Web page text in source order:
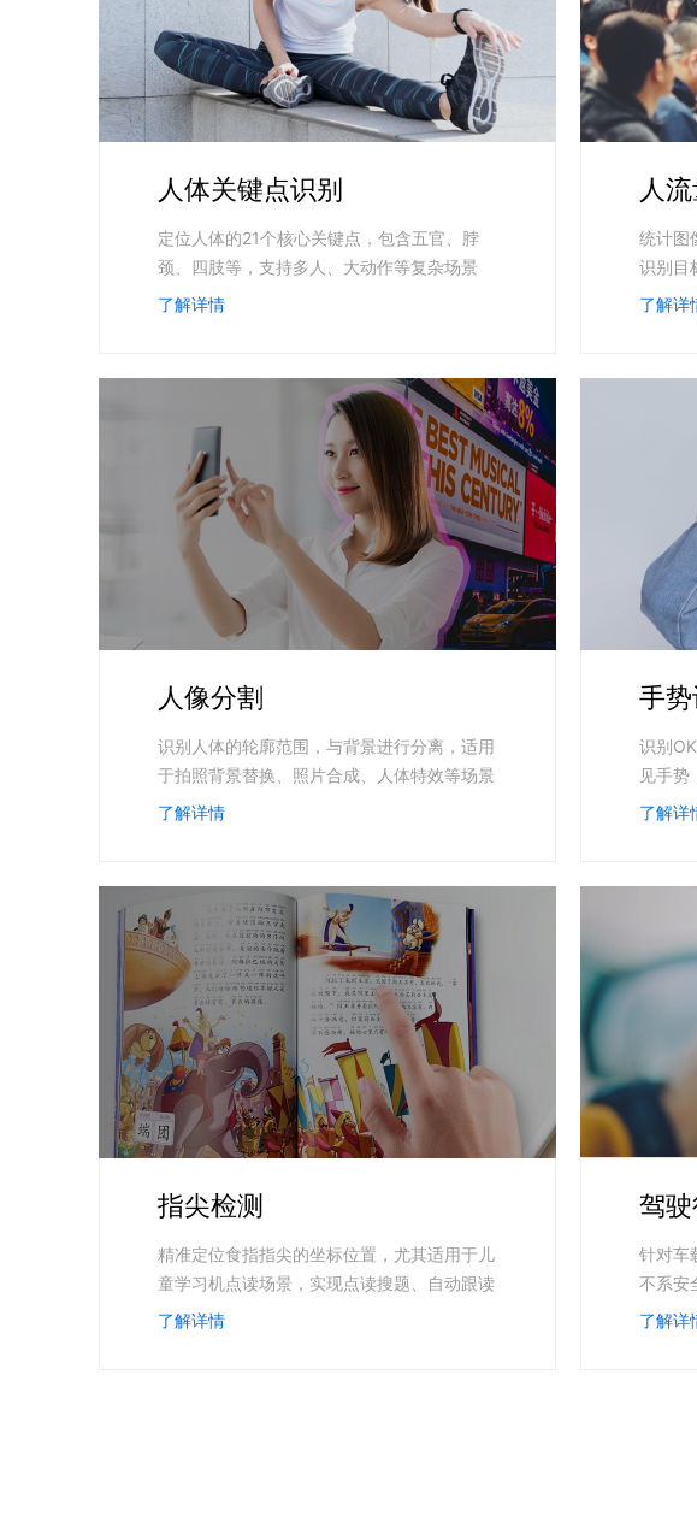
超3000万全行业词条，800万用户共吸纳
智能生成PPT
智能大纲汇总，文库资源沉淀
实时整合
百度AI搜索
可
内容运营等8款数字员工焕新上线！免费体验！
云边协同、自主进化的视觉智能体平台
百度智能云灵医
医疗AI大模型，构建覆盖全场景的医疗AI生态
百战·数智营销
赋能合作伙伴打造客户全生命周期营销闭环
人体关键点识别
定位人体的21个核心关键点，包含五官、脖
颈、四肢等，支持多人、大动作等复杂场景
了解详情
人
统计图
识别目
了解详
人像分割
识别人体的轮廓范围，与背景进行分离，适用
于拍照背景替换、照片合成、人体特效等场景
了解详情
手
识别
见手势
了解详
指尖检测
精准定位食指指尖的坐标位置，尤其适用于儿
童学习机点读场景，实现点读搜题、自动跟读
等
了解详情
驾
针对车
不系安
了解详